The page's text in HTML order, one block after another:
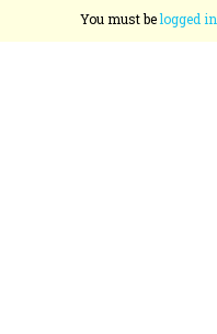
You must belogged in